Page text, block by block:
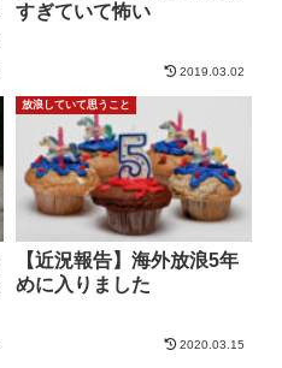
すぎていて怖い
2019.03.02
放浪していて思うこと
【近況報告】海外放浪5年
めに入りました
2020.03.15